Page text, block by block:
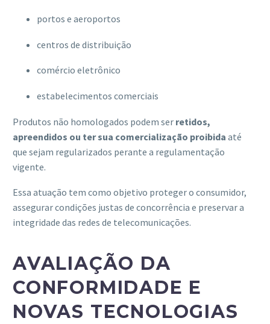
portos e aeroportos
centros de distribuição
comércio eletrônico
estabelecimentos comerciais
Produtos não homologados podem ser retidos,
apreendidos ou ter sua comercialização proibida até
que sejam regularizados perante a regulamentação
vigente.
Essa atuação tem como objetivo proteger o consumidor,
assegurar condições justas de concorrência e preservar a
integridade das redes de telecomunicações.
AVALIAÇÃO DA
CONFORMIDADE E
NOVAS TECNOLOGIAS